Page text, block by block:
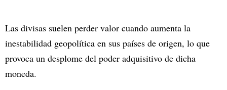
Las divisas suelen perder valor cuando aumenta la
inestabilidad geopolítica en sus países de origen, lo que
provoca un desplome del poder adquisitivo de dicha
moneda.